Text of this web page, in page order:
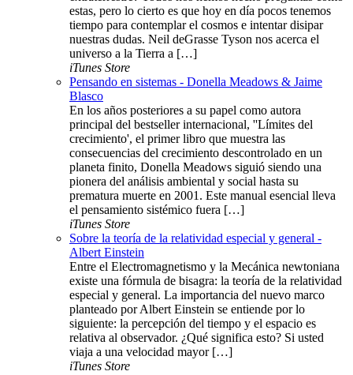
estas, pero lo cierto es que hoy en día pocos tenemos
tiempo para contemplar el cosmos e intentar disipar
nuestras dudas. Neil deGrasse Tyson nos acerca el
universo a la Tierra a […]
iTunes Store
Pensando en sistemas - Donella Meadows & Jaime
Blasco
En los años posteriores a su papel como autora
principal del bestseller internacional, ''Límites del
crecimiento', el primer libro que muestra las
consecuencias del crecimiento descontrolado en un
planeta finito, Donella Meadows siguió siendo una
pionera del análisis ambiental y social hasta su
prematura muerte en 2001. Este manual esencial lleva
el pensamiento sistémico fuera […]
iTunes Store
Sobre la teoría de la relatividad especial y general -
Albert Einstein
Entre el Electromagnetismo y la Mecánica newtoniana
existe una fórmula de bisagra: la teoría de la relatividad
especial y general. La importancia del nuevo marco
planteado por Albert Einstein se entiende por lo
siguiente: la percepción del tiempo y el espacio es
relativa al observador. ¿Qué significa esto? Si usted
viaja a una velocidad mayor […]
iTunes Store